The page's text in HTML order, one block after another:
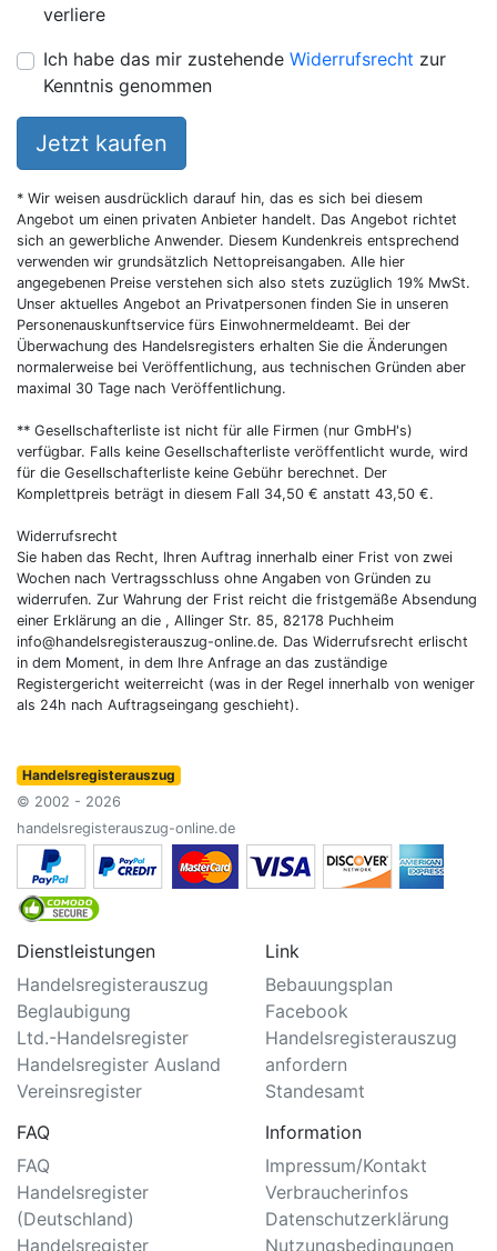
verliere
Ich habe das mir zustehende Widerrufsrecht zur
Kenntnis genommen
Jetzt kaufen
* Wir weisen ausdrücklich darauf hin, das es sich bei diesem
Angebot um einen privaten Anbieter handelt. Das Angebot richtet
sich an gewerbliche Anwender. Diesem Kundenkreis entsprechend
verwenden wir grundsätzlich Nettopreisangaben. Alle hier
angegebenen Preise verstehen sich also stets zuzüglich 19% MwSt.
Unser aktuelles Angebot an Privatpersonen finden Sie in unseren
Personenauskunftservice fürs Einwohnermeldeamt. Bei der
Überwachung des Handelsregisters erhalten Sie die Änderungen
normalerweise bei Veröffentlichung, aus technischen Gründen aber
maximal 30 Tage nach Veröffentlichung.
** Gesellschafterliste ist nicht für alle Firmen (nur GmbH's)
verfügbar. Falls keine Gesellschafterliste veröffentlicht wurde, wird
für die Gesellschafterliste keine Gebühr berechnet. Der
Komplettpreis beträgt in diesem Fall 34,50 € anstatt 43,50 €.
Widerrufsrecht
Sie haben das Recht, Ihren Auftrag innerhalb einer Frist von zwei
Wochen nach Vertragsschluss ohne Angaben von Gründen zu
widerrufen. Zur Wahrung der Frist reicht die fristgemäße Absendung
einer Erklärung an die , Allinger Str. 85, 82178 Puchheim
info@handelsregisterauszug-online.de. Das Widerrufsrecht erlischt
in dem Moment, in dem Ihre Anfrage an das zuständige
Registergericht weiterreicht (was in der Regel innerhalb von weniger
als 24h nach Auftragseingang geschieht).
Handelsregisterauszug
© 2002 - 2026
handelsregisterauszug-online.de
Dienstleistungen
Handelsregisterauszug
Beglaubigung
Ltd.-Handelsregister
Handelsregister Ausland
Vereinsregister
Link
Bebauungsplan
Facebook
Handelsregisterauszug
anfordern
Standesamt
FAQ
FAQ
Handelsregister
(Deutschland)
Handelsregister
Information
Impressum/Kontakt
Verbraucherinfos
Datenschutzerklärung
Nutzungsbedingungen